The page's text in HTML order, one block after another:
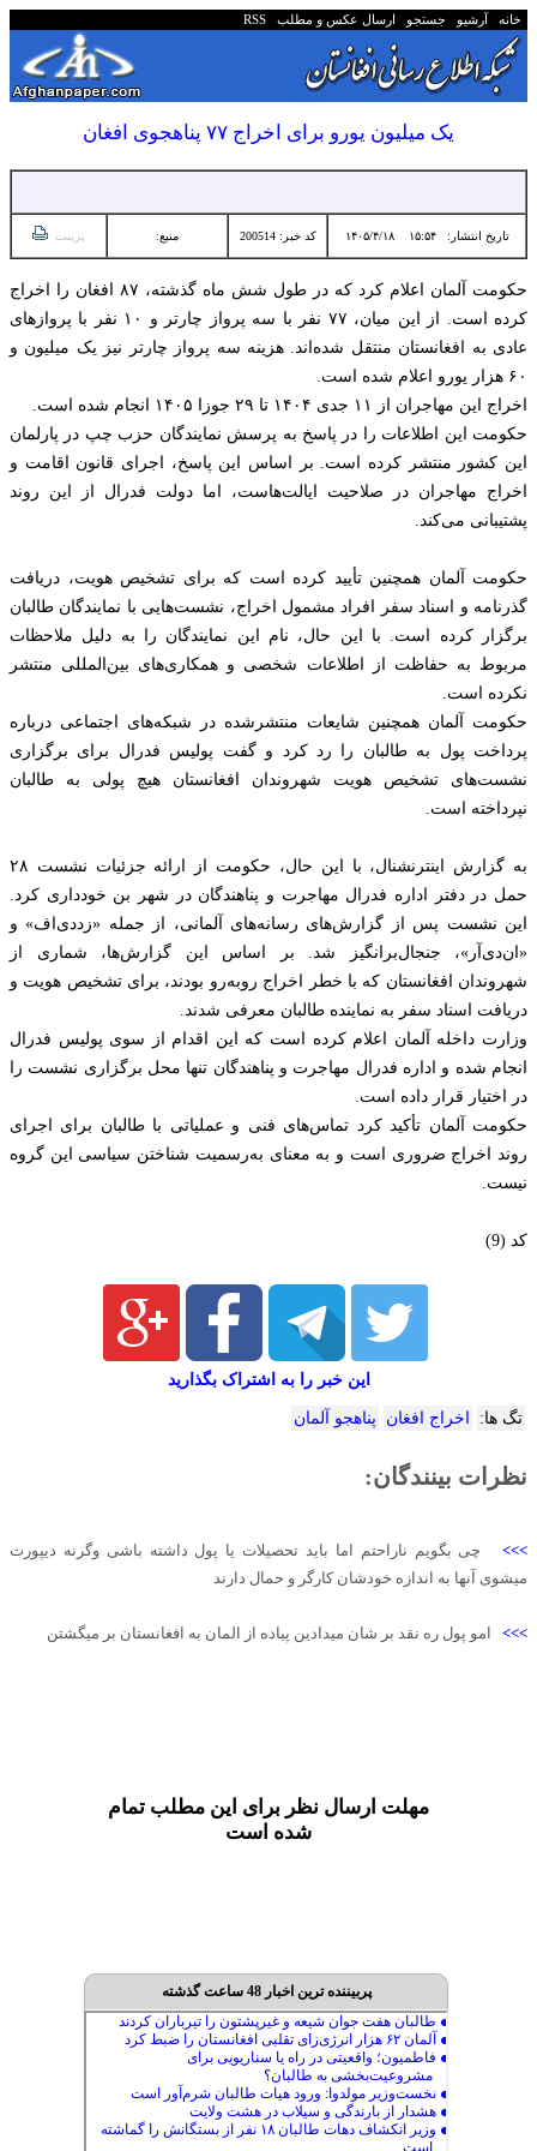
خانه آرشیو جستجو ارسال عکس و مطلب RSS
یک میلیون یورو برای اخراج ۷۷ پناهجوی افغان
تاریخ انتشار:۱۵:۵۴ ۱۴۰۵/۴/۱۸ کد خبر: 200514 منبع: پرینت
حکومت آلمان اعلام کرد که در طول شش ماه گذشته، ۸۷ افغان را اخراج
کرده است. از این میان، ۷۷ نفر با سه پرواز چارتر و ۱۰ نفر با پروازهای
عادی به افغانستان منتقل شده‌اند. هزینه سه پرواز چارتر نیز یک میلیون و
۶۰ هزار یورو اعلام شده است.
اخراج این مهاجران از ۱۱ جدی ۱۴۰۴ تا ۲۹ جوزا ۱۴۰۵ انجام شده است.
حکومت این اطلاعات را در پاسخ به پرسش نمایندگان حزب چپ در پارلمان
این کشور منتشر کرده است. بر اساس این پاسخ، اجرای قانون اقامت و
اخراج مهاجران در صلاحیت ایالت‌هاست، اما دولت فدرال از این روند
پشتیبانی می‌کند.
حکومت آلمان همچنین تأیید کرده است که برای تشخیص هویت، دریافت
گذرنامه و اسناد سفر افراد مشمول اخراج، نشست‌هایی با نمایندگان طالبان
برگزار کرده است. با این حال، نام این نمایندگان را به دلیل ملاحظات
مربوط به حفاظت از اطلاعات شخصی و همکاری‌های بین‌المللی منتشر
نکرده است.
حکومت آلمان همچنین شایعات منتشرشده در شبکه‌های اجتماعی درباره
پرداخت پول به طالبان را رد کرد و گفت پولیس فدرال برای برگزاری
نشست‌های تشخیص هویت شهروندان افغانستان هیچ پولی به طالبان
نپرداخته است.
به گزارش اینترنشنال، با این حال، حکومت از ارائه جزئیات نشست ۲۸
حمل در دفتر اداره فدرال مهاجرت و پناهندگان در شهر بن خودداری کرد.
این نشست پس از گزارش‌های رسانه‌های آلمانی، از جمله «زددی‌اف» و
«ان‌دی‌آر»، جنجال‌برانگیز شد. بر اساس این گزارش‌ها، شماری از
شهروندان افغانستان که با خطر اخراج روبه‌رو بودند، برای تشخیص هویت و
دریافت اسناد سفر به نماینده طالبان معرفی شدند.
وزارت داخله آلمان اعلام کرده است که این اقدام از سوی پولیس فدرال
انجام شده و اداره فدرال مهاجرت و پناهندگان تنها محل برگزاری نشست را
در اختیار قرار داده است.
حکومت آلمان تأکید کرد تماس‌های فنی و عملیاتی با طالبان برای اجرای
روند اخراج ضروری است و به معنای به‌رسمیت شناختن سیاسی این گروه
نیست.
کد (9)
این خبر را به اشتراک بگذارید
تگ ها: اخراج افغان پناهجو آلمان
نظرات بینندگان:
>>> چی بگویم ناراحتم اما باید تحصیلات یا پول داشته باشی وگرنه دیپورت
میشوی آنها به اندازه خودشان کارگر و حمال دارند
>>> امو پول ره نقد بر شان میدادین پیاده از المان به افغانستان بر میگشتن
مهلت ارسال نظر برای این مطلب تمام
شده است
پربیننده ترین اخبار 48 ساعت گذشته